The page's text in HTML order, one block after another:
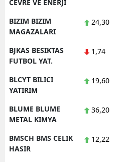
CEVRE VE ENERJI
BIZIM BIZIM
MAGAZALARI
24,30
BJKAS BESIKTAS
FUTBOL YAT.
1,74
BLCYT BILICI
YATIRIM
19,60
BLUME BLUME
METAL KIMYA
36,20
BMSCH BMS CELIK
HASIR
12,22